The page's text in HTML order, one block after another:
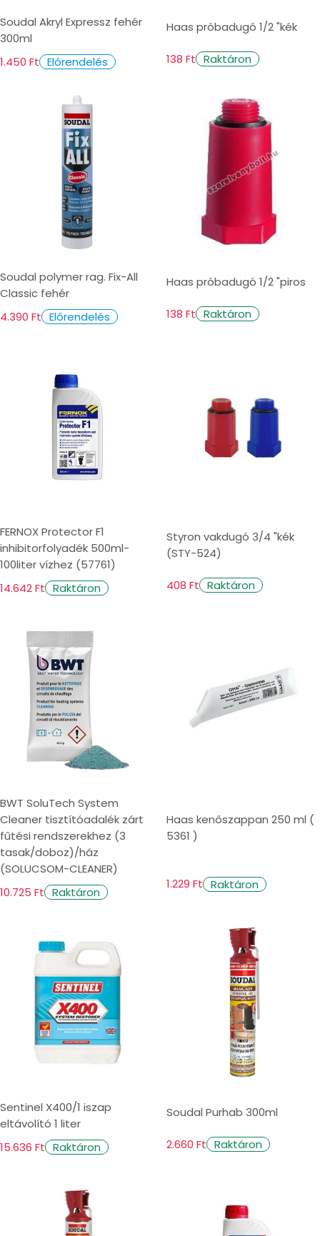
Soudal Akryl Expressz fehér
300ml
1.450 Ft Előrendelés
Haas próbadugó 1/2 "kék
138 Ft Raktáron
Soudal polymer rag. Fix-All
Classic fehér
4.390 Ft Előrendelés
Haas próbadugó 1/2 "piros
138 Ft Raktáron
FERNOX Protector F1
inhibitorfolyadék 500ml-
100liter vízhez (57761)
14.642 Ft Raktáron
Styron vakdugó 3/4 "kék
(STY-524)
408 Ft Raktáron
BWT SoluTech System
Cleaner tisztítóadalék zárt
fűtési rendszerekhez (3
tasak/doboz)/ház
(SOLUCSOM-CLEANER)
10.725 Ft Raktáron
Haas kenőszappan 250 ml (
5361 )
1.229 Ft Raktáron
Sentinel X400/1 iszap
eltávolító 1 liter
15.636 Ft Raktáron
Soudal Purhab 300ml
2.660 Ft Raktáron